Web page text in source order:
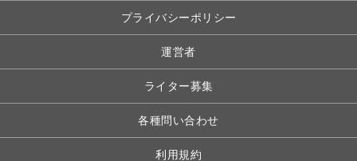
プライバシーポリシー
運営者
ライター募集
各種問い合わせ
利用規約